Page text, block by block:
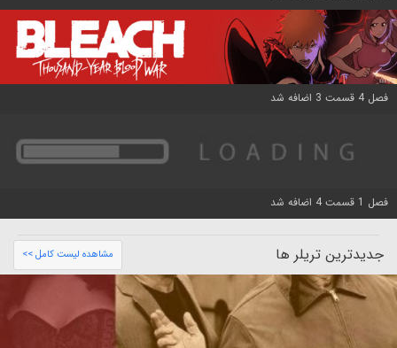
فصل 4 قسمت 3 اضافه شد
فصل 1 قسمت 4 اضافه شد
جدیدترین تریلر ها مشاهده لیست کامل >>